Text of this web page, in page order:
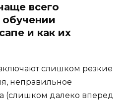
всего
и как их
слишком резкие
неправильное
(слишком далеко вперед